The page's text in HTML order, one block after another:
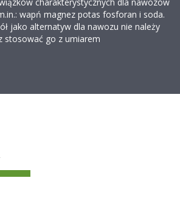
wapń magnez potas fosforan i soda.
jako alternatyw dla nawozu nie należy
stosować go z umiarem